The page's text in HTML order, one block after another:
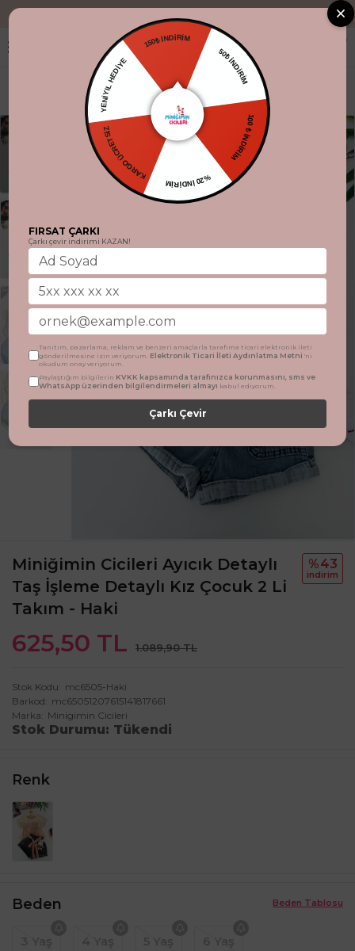
"Aynı gün
Miniğimin Cicileri Ayıcık Detaylı
Taş İşleme Detaylı Kız Çocuk 2 Li
Takım - Haki
625,50 TL 1.089,90 TL
%43
i̇ndi̇ri̇m
Stok Kodu
mc6505-Haki
Barkod
mc65051207615141817661
Marka
Minigimin Cicileri
Stok Durumu Tükendi
Renk
Beden Tablosu
Beden
150₺ İNDİRİM
50₺ İNDİRİM
100 ₺ İNDİRİM
%20 İNDİRİM
KARGO ÜCRETSİZ
YENİYIL HEDİYE
FIRSAT ÇARKI
Çarkı çevir indirimi KAZAN!
Tanıtım, pazarlama, reklam ve benzeri amaçlarla tarafıma ticari elektronik ileti
gönderilmesine izin veriyorum. Elektronik Ticari İleti Aydınlatma Metni 'ni
okudum onay veriyorum.
Paylaştığım bilgilerin KVKK kapsamında tarafınızca korunmasını, sms ve
WhatsApp üzerinden bilgilendirmeleri almayı kabul ediyorum.
Çarkı Çevir